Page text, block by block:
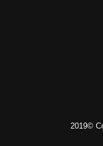
2019©